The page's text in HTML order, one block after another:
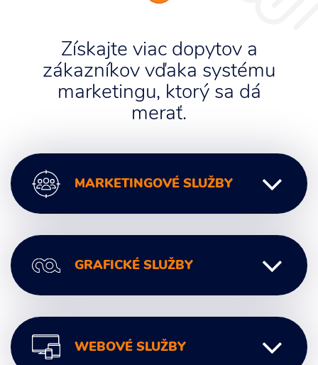
Získajte viac dopytov a
zákazníkov vďaka systému
marketingu, ktorý sa dá
merať.
MARKETINGOVÉ SLUŽBY
Digitálny marketing
Marketingové poradenstvo
Marketingová komunikácia
Marketingové analýzy
Marketingové stratégie
GRAFICKÉ SLUŽBY
Grafický Dizajn
Logo a BrandingWEBOVÉ SLUŽBY